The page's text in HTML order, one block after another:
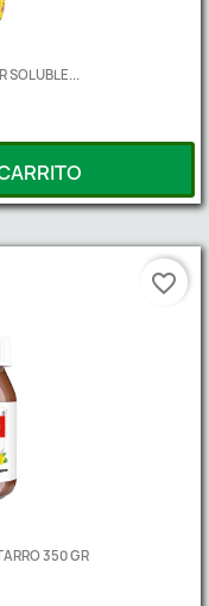
SOLUBLE...
350 GR
favorite_border